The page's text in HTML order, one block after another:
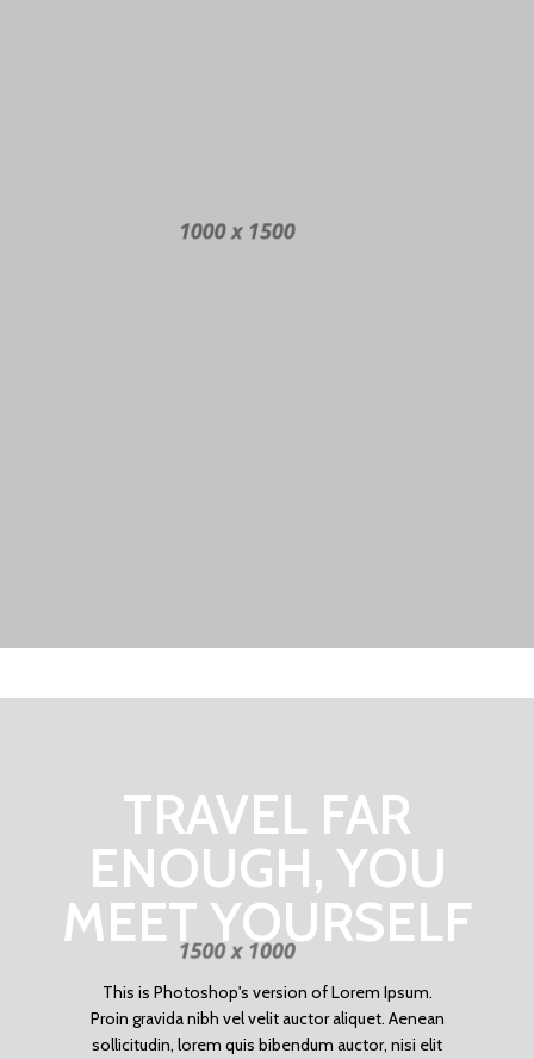
TRAVEL FAR
ENOUGH, YOU
MEET YOURSELF
This is Photoshop's version of Lorem Ipsum.
Proin gravida nibh vel velit auctor aliquet. Aenean
sollicitudin, lorem quis bibendum auctor, nisi elit